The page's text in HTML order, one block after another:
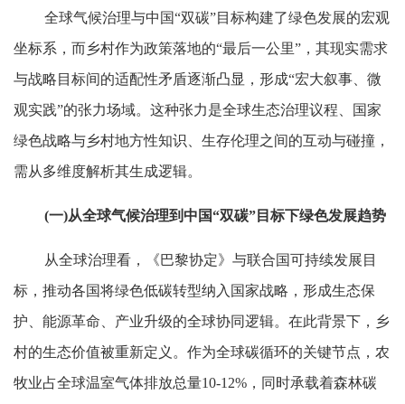
全球气候治理与中国“双碳”目标构建了绿色发展的宏观
坐标系，而乡村作为政策落地的“最后一公里”，其现实需求
与战略目标间的适配性矛盾逐渐凸显，形成“宏大叙事、微
观实践”的张力场域。这种张力是全球生态治理议程、国家
绿色战略与乡村地方性知识、生存伦理之间的互动与碰撞，
需从多维度解析其生成逻辑。
(一)从全球气候治理到中国“双碳”目标下绿色发展趋势
从全球治理看，《巴黎协定》与联合国可持续发展目
标，推动各国将绿色低碳转型纳入国家战略，形成生态保
护、能源革命、产业升级的全球协同逻辑。在此背景下，乡
村的生态价值被重新定义。作为全球碳循环的关键节点，农
牧业占全球温室气体排放总量10-12%，同时承载着森林碳